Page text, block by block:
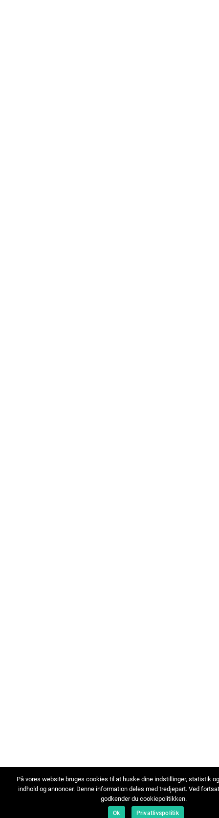
På vores website bruges cookies til at huske dine indstillinger, statistik
indhold og annoncer. Denne information deles med tredjepart. Ved
godkender du cookiepolitikken.
Ok Privatlivspolitik